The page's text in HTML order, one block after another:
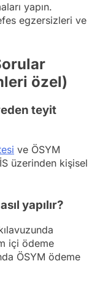
yapın.
egzersizleri ve
özel)
teyit
ve ÖSYM
üzerinden kişisel
yapılır?
içi ödeme
ÖSYM ödeme